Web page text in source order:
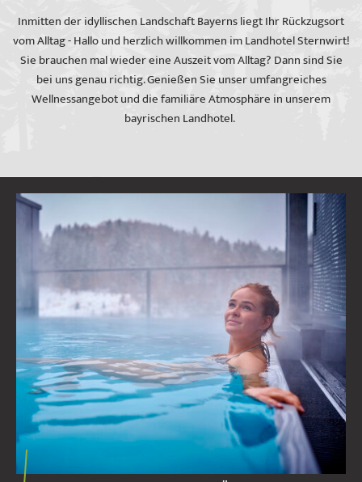
Inmitten der idyllischen Landschaft Bayerns liegt Ihr Rückzugsort
vom Alltag - Hallo und herzlich willkommen im Landhotel Sternwirt!
Sie brauchen mal wieder eine Auszeit vom Alltag? Dann sind Sie
bei uns genau richtig. Genießen Sie unser umfangreiches
Wellnessangebot und die familiäre Atmosphäre in unserem
bayrischen Landhotel.